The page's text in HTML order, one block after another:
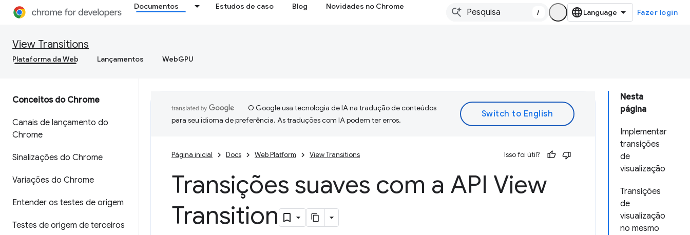
Documentos Estudos de caso Blog Novidades no Chrome
/ Fazer login
View Transitions
Plataforma da Web Lançamentos WebGPU
Conceitos do Chrome
Canais de lançamento do
Chrome
Sinalizações do Chrome
Variações do Chrome
Entender os testes de origem
Testes de origem de terceiros
Nesta
página
Implementar
transições
de
visualização
Transições
de
visualização
no mesmo
O Google usa tecnologia de IA na tradução de conteúdos
para seu idioma de preferência. As traduções com IA podem ter erros.
Página inicial Docs Web Platform View Transitions Isso foi útil?
Transições suaves com a API View
Transition